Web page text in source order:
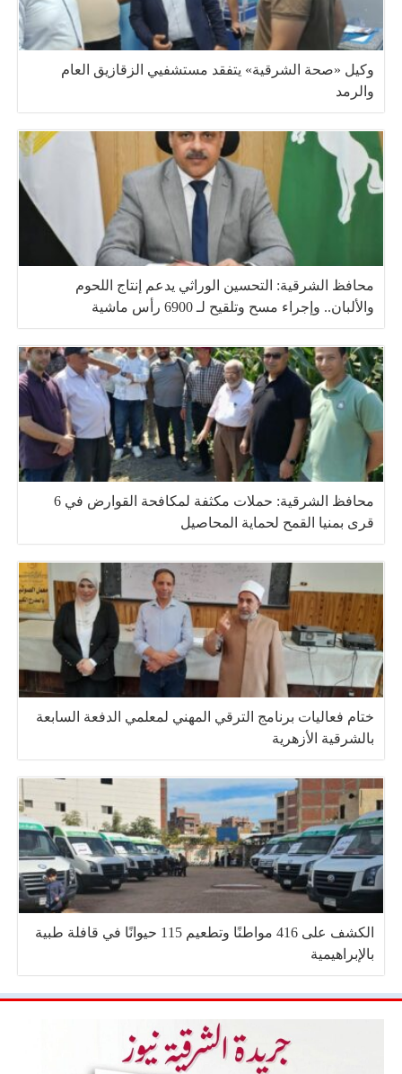
وكيل «صحة الشرقية» يتفقد مستشفيي الزقازيق العام
والرمد
محافظ الشرقية: التحسين الوراثي يدعم إنتاج اللحوم
والألبان.. وإجراء مسح وتلقيح لـ 6900 رأس ماشية
محافظ الشرقية: حملات مكثفة لمكافحة القوارض في 6
قرى بمنيا القمح لحماية المحاصيل
ختام فعاليات برنامج الترقي المهني لمعلمي الدفعة السابعة
بالشرقية الأزهرية
الكشف على 416 مواطنًا وتطعيم 115 حيوانًا في قافلة طبية
بالإبراهيمية